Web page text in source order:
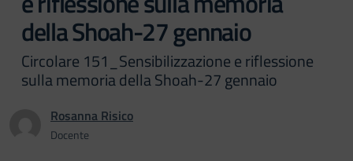
della Shoah-27 gennaio
Circolare 151_Sensibilizzazione e riflessione
sulla memoria della Shoah-27 gennaio
Rosanna Risico
Docente